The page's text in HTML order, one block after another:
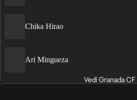
Chika Hirao
Ari Mingueza
Vedi Granada CF